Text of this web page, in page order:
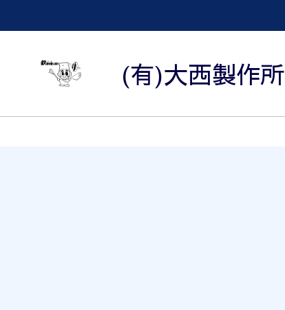
(有)大西製作所